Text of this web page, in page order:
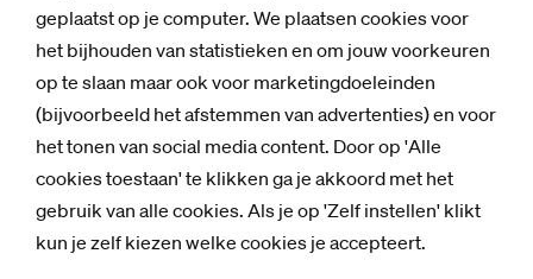
geplaatst op je computer. We plaatsen cookies voor
het bijhouden van statistieken en om jouw voorkeuren
op te slaan maar ook voor marketingdoeleinden
(bijvoorbeeld het afstemmen van advertenties) en voor
het tonen van social media content. Door op 'Alle
cookies toestaan' te klikken ga je akkoord met het
gebruik van alle cookies. Als je op 'Zelf instellen' klikt
kun je zelf kiezen welke cookies je accepteert.
Nieuws